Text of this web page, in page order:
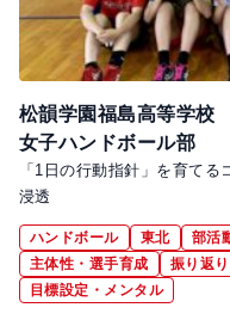
松韻学園福島高等学校
女子ハンドボール部
「1日の行動指針」を育て
浸透
ハンドボール 東北
部活
主体性・選手育成
振り返
目標設定・メンタル